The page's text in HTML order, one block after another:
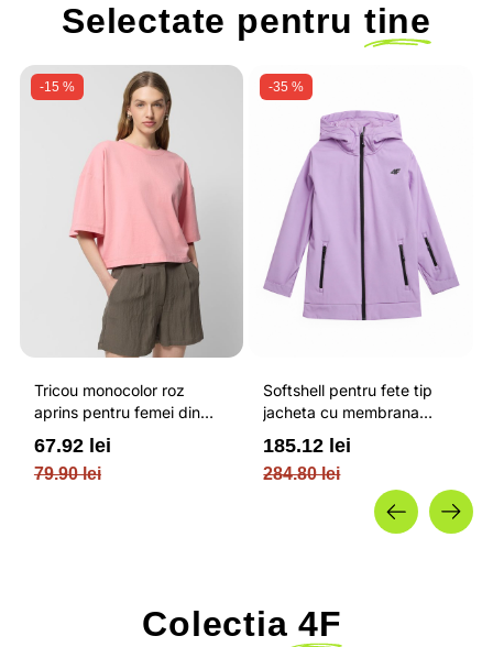
Selectate pentru tine
-15 %
Tricou monocolor roz
aprins pentru femei din
bumbac si cu croiala boxy
OUTHORN
79.90 lei
67.92 lei
-35 %
Softshell pentru fete tip
jacheta cu membrana
impermeabila NEODRY 5
000 si permis de schi roz /
4F JUNIOR
284.80 lei
185.12 lei
Colectia 4F